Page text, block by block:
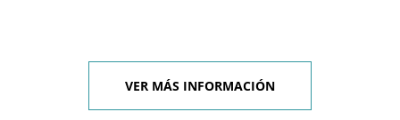
VER MÁS INFORMACIÓN